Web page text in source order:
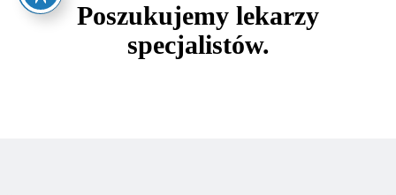
Poszukujemy lekarzy
specjalistów.